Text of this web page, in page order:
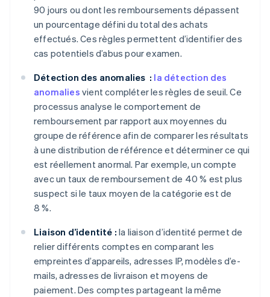
90 jours ou dont les remboursements dépassent
un pourcentage défini du total des achats
effectués. Ces règles permettent d’identifier des
cas potentiels d’abus pour examen.
Détection des anomalies : la détection des
anomalies vient compléter les règles de seuil. Ce
processus analyse le comportement de
remboursement par rapport aux moyennes du
groupe de référence afin de comparer les résultats
à une distribution de référence et déterminer ce qui
est réellement anormal. Par exemple, un compte
avec un taux de remboursement de 40 % est plus
suspect si le taux moyen de la catégorie est de
8 %.
Liaison d’identité : la liaison d’identité permet de
relier différents comptes en comparant les
empreintes d’appareils, adresses IP, modèles d’e-
mails, adresses de livraison et moyens de
paiement. Des comptes partageant la même